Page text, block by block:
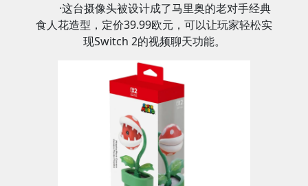
·这台摄像头被设计成了马里奥的老对手经典
食人花造型，定价39.99欧元，可以让玩家轻松实
现Switch 2的视频聊天功能。